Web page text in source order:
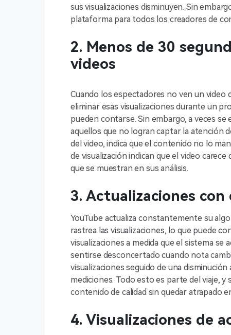
sus visualizaciones disminuyen. Sin
plataforma para todos los creadores de
2. Menos de 30
videos
Cuando los espectadores no ven un video
eliminar esas visualizaciones durante un
pueden contarse. Sin embargo, a veces
aquellos que no logran captar la atención
del video, indica que el contenido no lo
de visualización indican que el video
que se muestran en sus análisis.
3. Actualizaciones
YouTube actualiza constantemente su
rastrea las visualizaciones, lo que puede
visualizaciones a medida que el sistema se
sentirse desconcertado cuando nota
visualizaciones seguido de una
mediciones. Todo esto es parte del viaje,
contenido de calidad sin quedar atrapado
4. Visualizaciones de